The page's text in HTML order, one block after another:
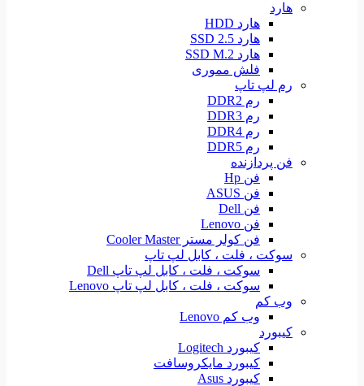
هارد
هارد HDD
هارد SSD 2.5
هارد SSD M.2
فلش مموری
رم لپ تاپ
رم DDR2
رم DDR3
رم DDR4
رم DDR5
فن پردازنده
فن Hp
فن ASUS
فن Dell
فن Lenovo
فن کولر مستر Cooler Master
سوکت ، فلت ، کابل لپ تاپ
سوکت ، فلت ، کابل لپ تاپ Dell
سوکت ، فلت ، کابل لپ تاپ Lenovo
وب کم
وب کم Lenovo
کیبورد
کیبورد Logitech
کیبورد مایکروسافت
کیبورد Asus